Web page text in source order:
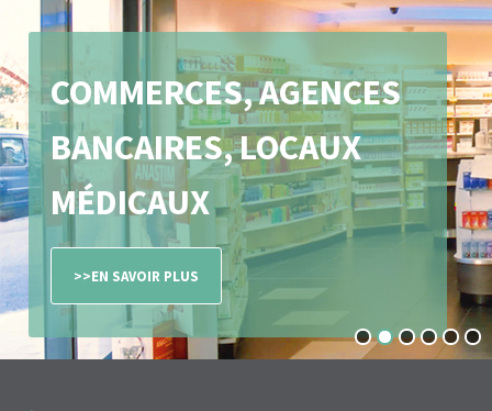
COMMERCES, AGENCES
BANCAIRES, LOCAUX
MÉDICAUX
>>EN SAVOIR PLUS
1 2 3 4 5 6